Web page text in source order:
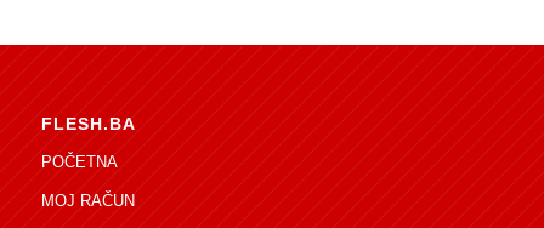
FLESH.BA
POČETNA
MOJ RAČUN